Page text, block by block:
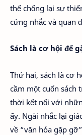
thế chống lại sự
cứng nhắc và quan
Sách là cơ hội để
Thứ hai, sách là cơ
cầm một cuốn sách
thời kết nối với
ấy. Ngài nhắc lại
về “văn hóa gặp